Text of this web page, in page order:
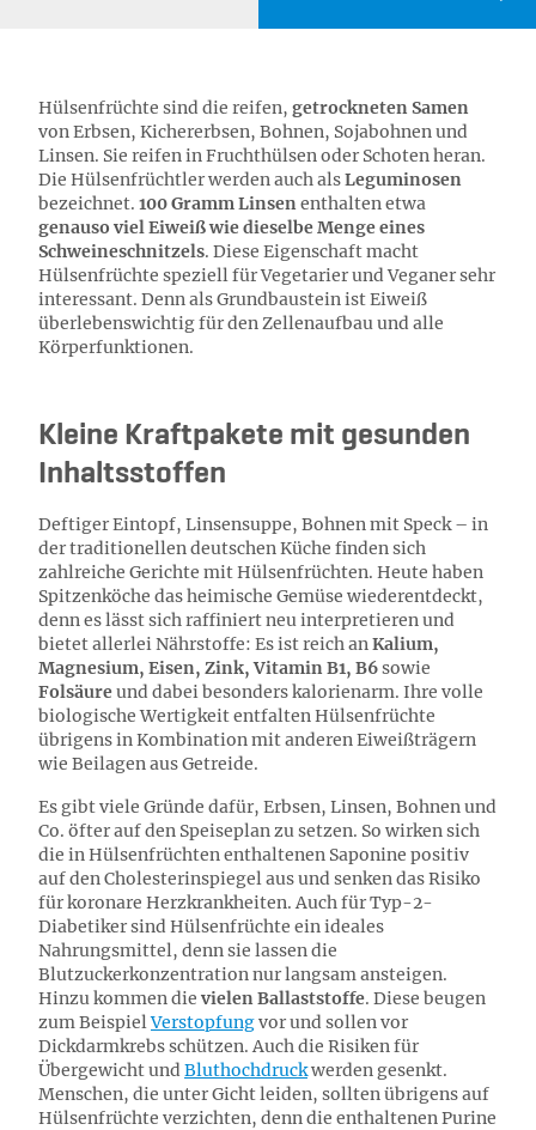
Hülsenfrüchte sind die reifen, getrockneten Samen
von Erbsen, Kichererbsen, Bohnen, Sojabohnen und
Linsen. Sie reifen in Fruchthülsen oder Schoten heran.
Die Hülsenfrüchtler werden auch alsLeguminosen
bezeichnet. 100 Gramm Linsenenthalten etwa
genauso viel Eiweiß wie dieselbe Menge eines
Schweineschnitzels. Diese Eigenschaft macht
Hülsenfrüchte speziell für Vegetarier und Veganer sehr
interessant. Denn als Grundbaustein ist Eiweiß
überlebenswichtig für den Zellenaufbau und alle
Körperfunktionen.
Kleine Kraftpakete mit gesunden
Inhaltsstoffen
Deftiger Eintopf, Linsensuppe, Bohnen mit Speck – in
der traditionellen deutschen Küche finden sich
zahlreiche Gerichte mit Hülsenfrüchten. Heute haben
Spitzenköche das heimische Gemüse wiederentdeckt,
denn es lässt sich raffiniert neu interpretieren und
bietet allerlei Nährstoffe: Es ist reich anKalium,
Magnesium, Eisen, Zink, Vitamin B1, B6sowie
Folsäureund dabei besonders kalorienarm. Ihre volle
biologische Wertigkeit entfalten Hülsenfrüchte
übrigens in Kombination mit anderen Eiweißträgern
wie Beilagen aus Getreide.
Es gibt viele Gründe dafür, Erbsen, Linsen, Bohnen und
Co. öfter auf den Speiseplan zu setzen. So wirken sich
die in Hülsenfrüchten enthaltenen Saponine positiv
auf den Cholesterinspiegel aus und senken das Risiko
für koronare Herzkrankheiten. Auch für Typ-2-
Diabetiker sind Hülsenfrüchte ein ideales
Nahrungsmittel, denn sie lassen die
Blutzuckerkonzentration nur langsam ansteigen.
Hinzu kommen die vielen Ballaststoffe. Diese beugen
zum BeispielVerstopfungvor und sollen vor
Dickdarmkrebs schützen. Auch die Risiken für
Übergewicht und Bluthochdruckwerden gesenkt.
Menschen, die unter Gicht leiden, sollten übrigens auf
Hülsenfrüchte verzichten, denn die enthaltenen Purine